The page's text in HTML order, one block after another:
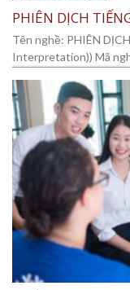
PHIÊN DỊCH
Tên nghề: PHIÊN
Interpretation)) Mã